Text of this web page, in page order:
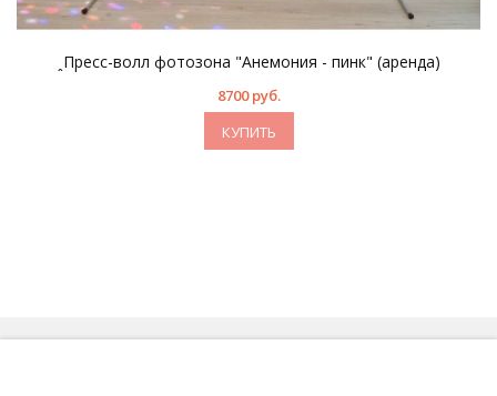
ꞈПресс-волл фотозона "Анемония - пинк" (аренда)
8700 руб.
КУПИТЬ